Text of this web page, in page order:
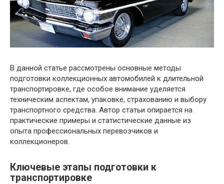
В данной статье рассмотрены основные методы
подготовки коллекционных автомобилей к длительной
транспортировке, где особое внимание уделяется
техническим аспектам, упаковке, страхованию и выбору
транспортного средства. Автор статьи опирается на
практические примеры и статистические данные из
опыта профессиональных перевозчиков и
коллекционеров.
Ключевые этапы подготовки к
транспортировке